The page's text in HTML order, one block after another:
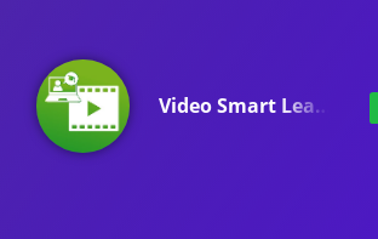
Video Smart Lea…